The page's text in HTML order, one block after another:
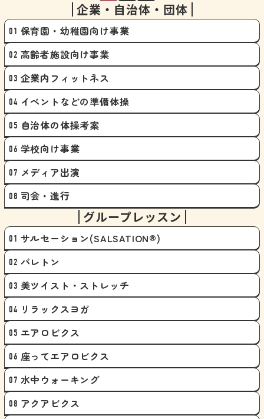
企業・自治体・団体
保育園・幼稚園向け事業
高齢者施設向け事業
企業内フィットネス
イベントなどの準備体操
自治体の体操考案
学校向け事業
メディア出演
司会・進行
グループレッスン
サルセーション(SALSATION®)
バレトン
美ツイスト・ストレッチ
リラックスヨガ
エアロビクス
座ってエアロビクス
水中ウォーキング
アクアビクス